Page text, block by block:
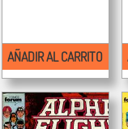
AÑADIR AL CARRITO